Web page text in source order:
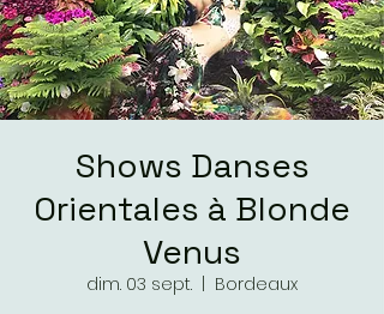
Shows Danses
Orientales à Blonde
Venus
dim. 03 sept.
Bordeaux